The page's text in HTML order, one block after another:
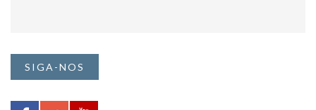
SIGA-NOS